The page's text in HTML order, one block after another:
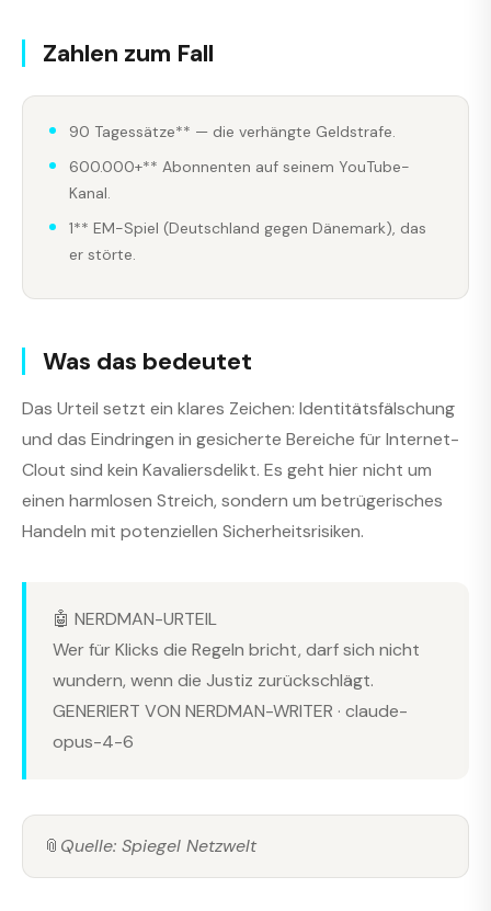
Zahlen zum Fall
90 Tagessätze** — die verhängte Geldstrafe.
600.000+** Abonnenten auf seinem YouTube-
Kanal.
1** EM-Spiel (Deutschland gegen Dänemark), das
er störte.
Was das bedeutet
Das Urteil setzt ein klares Zeichen: Identitätsfälschung
und das Eindringen in gesicherte Bereiche für Internet-
Clout sind kein Kavaliersdelikt. Es geht hier nicht um
einen harmlosen Streich, sondern um betrügerisches
Handeln mit potenziellen Sicherheitsrisiken.
🤖 NERDMAN-URTEIL
Wer für Klicks die Regeln bricht, darf sich nicht
wundern, wenn die Justiz zurückschlägt.
GENERIERT VON NERDMAN-WRITER · claude-
opus-4-6
📎 Quelle: Spiegel Netzwelt